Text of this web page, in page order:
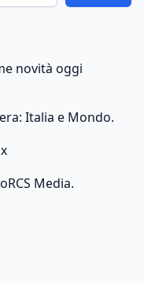
novità oggi
Italia e Mondo.
Media.